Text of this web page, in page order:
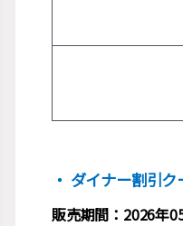
・ ダイナー割引
販売期間：2026年